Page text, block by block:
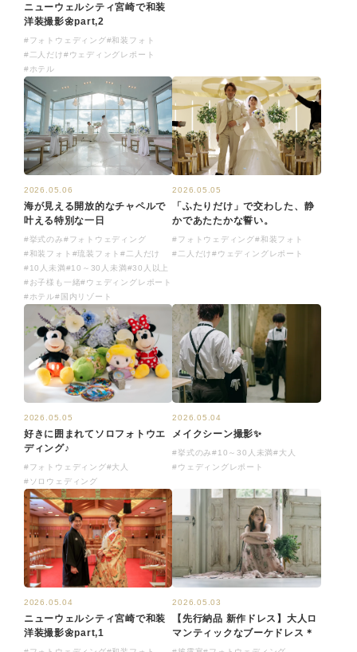
ニューウェルシティ宮崎で和装
洋装撮影🌼part,2
#フォトウェディング#和装フォト
#二人だけ#ウェディングレポート
#ホテル
2026.05.06
海が見える開放的なチャペルで
叶える特別な一日
#挙式のみ#フォトウェディング
#和装フォト #琉装フォト#二人だけ
#10人未満#10～30人未満#30人以上
#お子様も一緒#ウェディングレポート
#ホテル#国内リゾート
2026.05.05
「ふたりだけ」で交わした、静
かであたたかな誓い。
#フォトウェディング#和装フォト
#二人だけ#ウェディングレポート
2026.05.05
好きに囲まれてソロフォトウエ
ディング♪
#フォトウェディング#大人
#ソロウェディング
2026.05.04
メイクシーン撮影✨
#挙式のみ#10～30人未満#大人
#ウェディングレポート
2026.05.04
ニューウェルシティ宮崎で和装
洋装撮影🌼part,1
2026.05.03
【先行納品 新作ドレス】大人ロ
マンティックなブーケドレス＊